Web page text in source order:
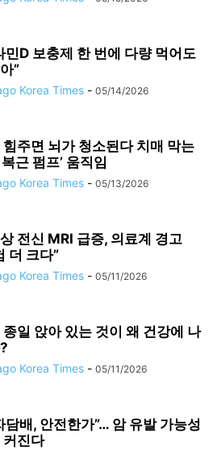
민D 보충제 한 번에 다량 먹어도
”
Korea Times - 05/14/2026
힘주면 뇌가 청소된다 치매 막는
복근 펌프’ 움직임
Korea Times - 05/13/2026
전신 MRI 급증, 의료계 경고
더 크다”
Korea Times - 05/11/2026
종일 앉아 있는 것이 왜 건강에 나
Korea Times - 05/11/2026
담배, 안전한가”… 암 유발 가능성
커진다